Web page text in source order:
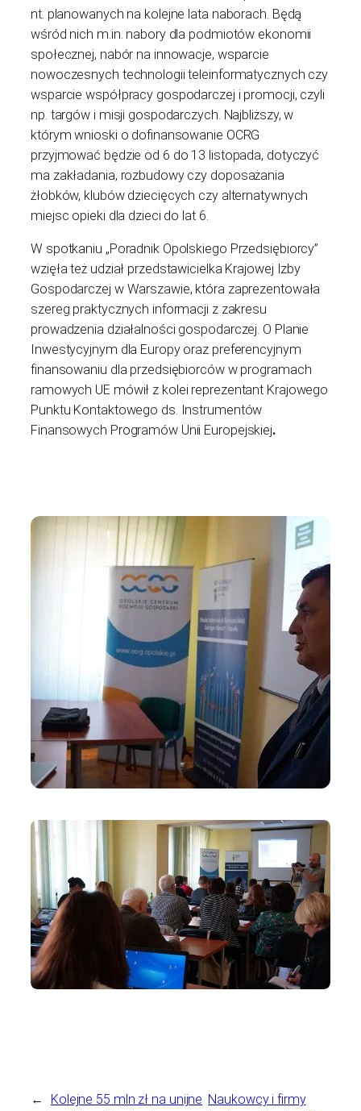
nt. planowanych na kolejne lata naborach. Będą
wśród nich m.in. nabory dla podmiotów ekonomii
społecznej, nabór na innowacje, wsparcie
nowoczesnych technologii teleinformatycznych czy
wsparcie współpracy gospodarczej i promocji, czyli
np. targów i misji gospodarczych. Najbliższy, w
którym wnioski o dofinansowanie OCRG
przyjmować będzie od 6 do 13 listopada, dotyczyć
ma zakładania, rozbudowy czy doposażania
żłobków, klubów dziecięcych czy alternatywnych
miejsc opieki dla dzieci do lat 6.
W spotkaniu „Poradnik Opolskiego Przedsiębiorcy”
wzięła też udział przedstawicielka Krajowej Izby
Gospodarczej w Warszawie, która zaprezentowała
szereg praktycznych informacji z zakresu
prowadzenia działalności gospodarczej. O Planie
Inwestycyjnym dla Europy oraz preferencyjnym
finansowaniu dla przedsiębiorców w programach
ramowych UE mówił z kolei reprezentant Krajowego
Punktu Kontaktowego ds. Instrumentów
Finansowych Programów Unii Europejskiej.
←
Kolejne 55 mln zł na unijne Naukowcy i firmy